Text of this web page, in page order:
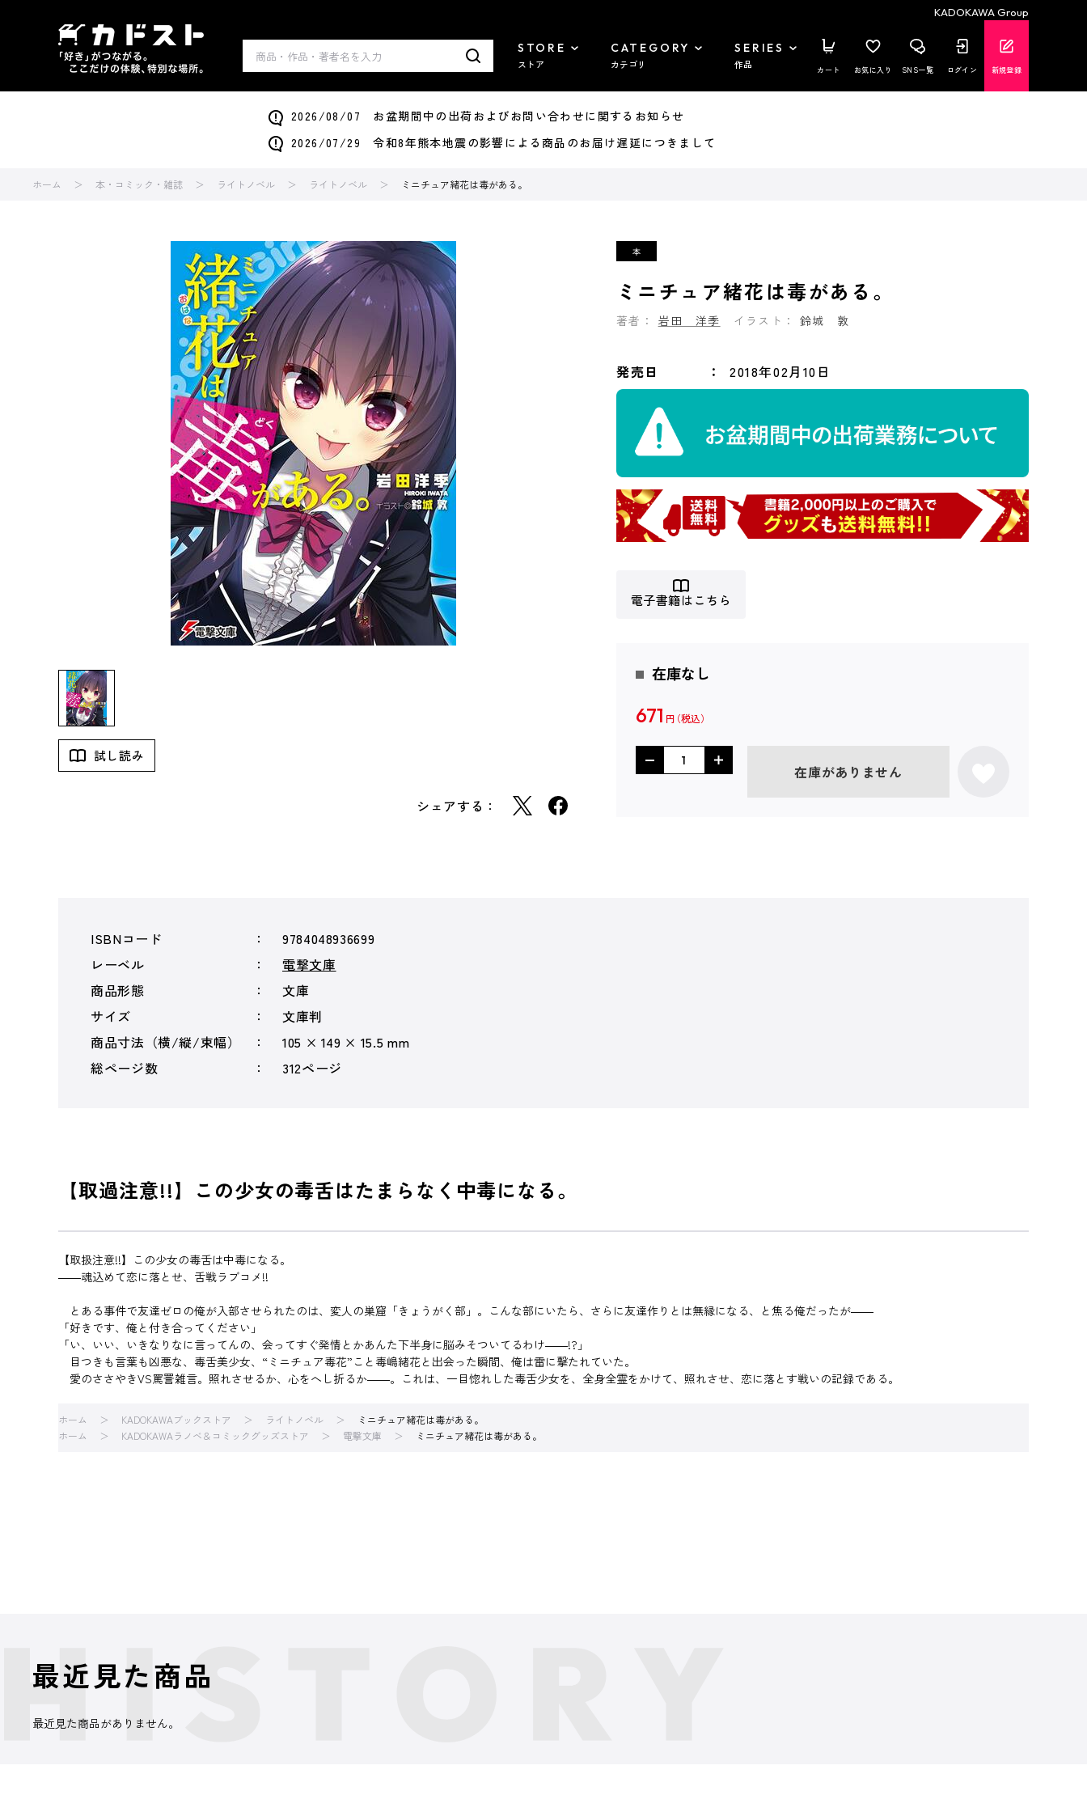
KADOKAWA Group
STORE
ストア
CATEGORY
カテゴリ
SERIES
作品 カート お気に入り SNS一覧 ログイン 新規登録
2026/08/07 お盆期間中の出荷およびお問い合わせに関するお知らせ
2026/07/29 令和8年熊本地震の影響による商品のお届け遅延につきまして
ホーム 本・コミック・雑誌 ライトノベル ライトノベル ミニチュア緒花は毒がある。
試し読み
シェアする：
ミニチュア緒花は毒がある。
著者： 岩田 洋季 イラスト： 鈴城 敦
発売日 2018年02月10日
電子書籍はこちら
在庫なし
671 円
在庫がありません
ISBNコード
9784048936699
レーベル
電撃文庫
商品形態
文庫
サイズ
文庫判
商品寸法（横/縦/束幅）
105 × 149 × 15.5 mm
総ページ数
312ページ
【取過注意!!】この少女の毒舌はたまらなく中毒になる。
【取扱注意!!】この少女の毒舌は中毒になる。
――魂込めて恋に落とせ、舌戦ラブコメ!!
とある事件で友達ゼロの俺が入部させられたのは、変人の巣窟「きょうがく部」。こんな部にいたら、さらに友達作りとは無縁になる、と焦る俺だったが――
「好きです、俺と付き合ってください」
「い、いい、いきなりなに言ってんの、会ってすぐ発情とかあんた下半身に脳みそついてるわけ――!?」
目つきも言葉も凶悪な、毒舌美少女、“ミニチュア毒花”こと毒嶋緒花と出会った瞬間、俺は雷に撃たれていた。
愛のささやきVS罵詈雑言。照れさせるか、心をへし折るか――。これは、一目惚れした毒舌少女を、全身全霊をかけて、照れさせ、恋に落とす戦いの記録である。
ホーム KADOKAWAブックストア ライトノベル
ミニチュア緒花は毒がある。
ホーム
KADOKAWAラノベ＆コミックグッズストア 電撃文庫 ミニチュア緒花は毒がある。
最近見た商品
最近見た商品がありません。